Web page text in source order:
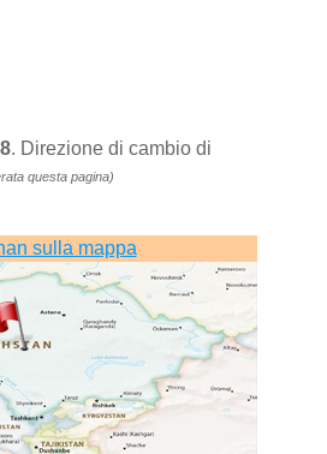
. Direzione di cambio di
questa pagina)
sulla mappa